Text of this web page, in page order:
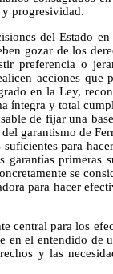
progresividad.
del Estado
gozar de los
preferencia o
acciones que
en la Ley,
íntegra y total
de fijar una
garantismo de
para
primeras
se
para hacer
central para los
el entendido de
y las